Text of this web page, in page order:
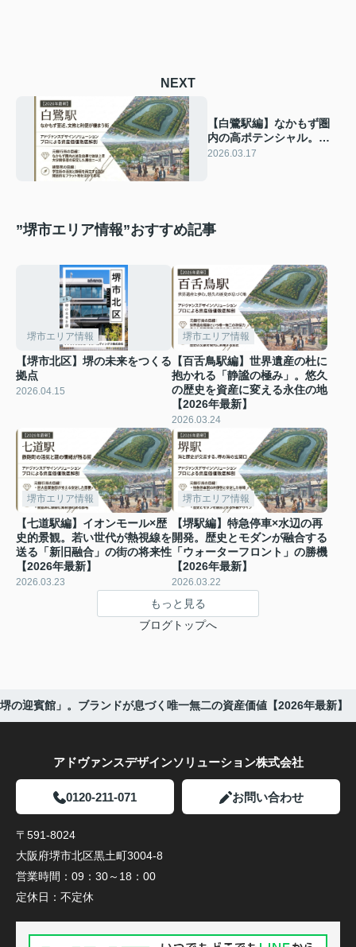
NEXT
【白鷺駅編】なかもず圏
内の高ポテンシャル。文
教の薫りと利便性が融合
2026.03.17
”堺市エリア情報”おすすめ記事
堺市エリア情報
【堺市北区】堺の未来をつくる
拠点
2026.04.15
堺市エリア情報
【百舌鳥駅編】世界遺産の杜に
抱かれる「静謐の極み」。悠久
の歴史を資産に変える永住の地
【2026年最新】
2026.03.24
堺市エリア情報
【七道駅編】イオンモール×歴
史的景観。若い世代が熱視線を
送る「新旧融合」の街の将来性
【2026年最新】
2026.03.23
堺市エリア情報
【堺駅編】特急停車×水辺の再
開発。歴史とモダンが融合する
「ウォーターフロント」の勝機
【2026年最新】
2026.03.22
もっと見る
ブログトップへ
の迎賓館」。ブランドが息づく唯一無二の資産価値【2026年最新】
アドヴァンスデザインソリューション株式会社
0120-211-071 お問い合わせ
〒591-8024
大阪府堺市北区黒土町3004-8
営業時間： 09：30～18：00
定休日： 不定休